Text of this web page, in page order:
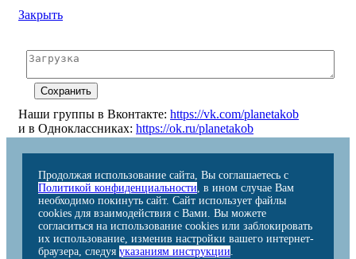
Закрыть
Наши группы в Вконтакте: https://vk.com/planetakob
и в Одноклассниках: https://ok.ru/planetakob
Продолжая использование сайта, Вы соглашаетесь с
Политикой конфиденциальности, в ином случае Вам
необходимо покинуть сайт. Сайт использует файлы
cookies для взаимодействия с Вами. Вы можете
согласиться на использование cookies или заблокировать
их использование, изменив настройки вашего интернет-
браузера, следуя указаниям инструкции.